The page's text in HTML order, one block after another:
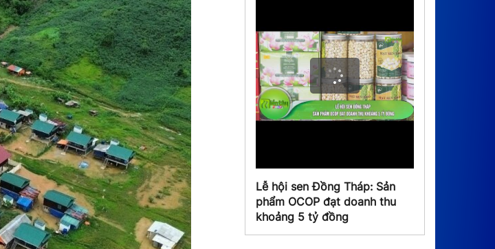
Lễ hội sen Đồng Tháp: Sản
phẩm OCOP đạt doanh thu
khoảng 5 tỷ đồng